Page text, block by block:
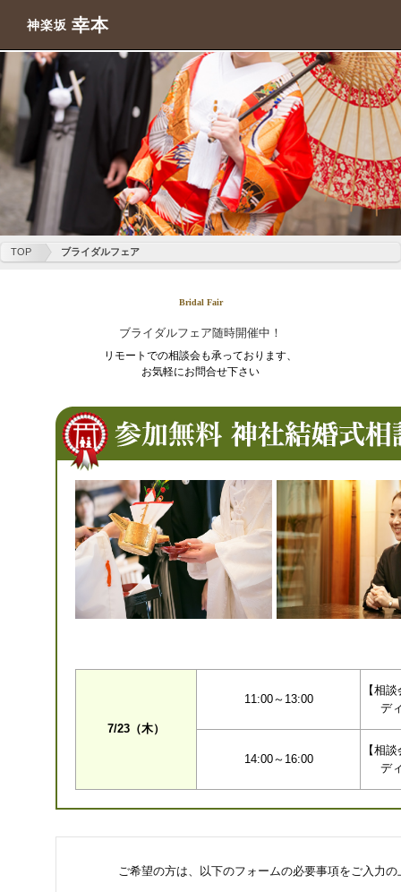
神楽坂 幸本
TOP ブライダルフェア
Bridal Fair
ブライダルフェア随時開催中！
リモートでの相談会も承っております、
お気軽にお問合せ下さい
7/23（木）
11:00～13:00
【相
デ
14:00～16:00
【相
デ